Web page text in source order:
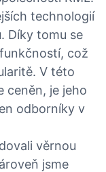
technologií
Díky tomu se
což
V této
ceněn, je jeho
odborníky v
věrnou
jsme